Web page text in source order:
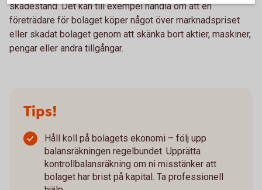
skadestånd. Det kan till exempel handla om att en
företrädare för bolaget köper något över marknadspriset
eller skadat bolaget genom att skänka bort aktier, maskiner,
pengar eller andra tillgångar.
Tips!
Håll koll på bolagets ekonomi – följ upp
balansräkningen regelbundet. Upprätta
kontrollbalansräkning om ni misstänker att
bolaget har brist på kapital. Ta professionell